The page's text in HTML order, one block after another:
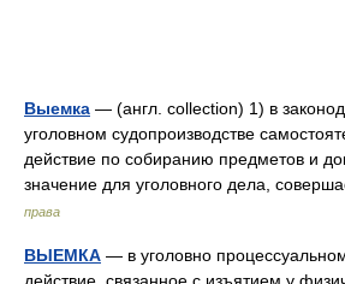
Выемка — (англ. collection) 1) в
уголовном судопроизводстве
действие по собиранию предметов и
значение для уголовного дела,
права
ВЫЕМКА — в уголовно